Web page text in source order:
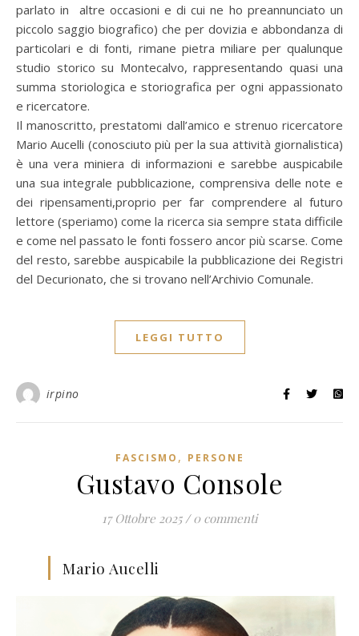
parlato in altre occasioni e di cui ne ho preannunciato un
piccolo saggio biografico) che per dovizia e abbondanza di
particolari e di fonti, rimane pietra miliare per qualunque
studio storico su Montecalvo, rappresentando quasi una
summa storiologica e storiografica per ogni appassionato
e ricercatore.
Il manoscritto, prestatomi dall’amico e strenuo ricercatore
Mario Aucelli (conosciuto più per la sua attività giornalistica)
è una vera miniera di informazioni e sarebbe auspicabile
una sua integrale pubblicazione, comprensiva delle note e
dei ripensamenti,proprio per far comprendere al futuro
lettore (speriamo) come la ricerca sia sempre stata difficile
e come nel passato le fonti fossero ancor più scarse. Come
del resto, sarebbe auspicabile la pubblicazione dei Registri
del Decurionato, che si trovano nell’Archivio Comunale.
LEGGI TUTTO
irpino
FASCISMO , PERSONE
Gustavo Console
17 Ottobre 2025 / 0 commenti
Mario Aucelli